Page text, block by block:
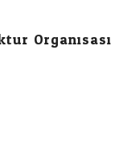
Organisasi